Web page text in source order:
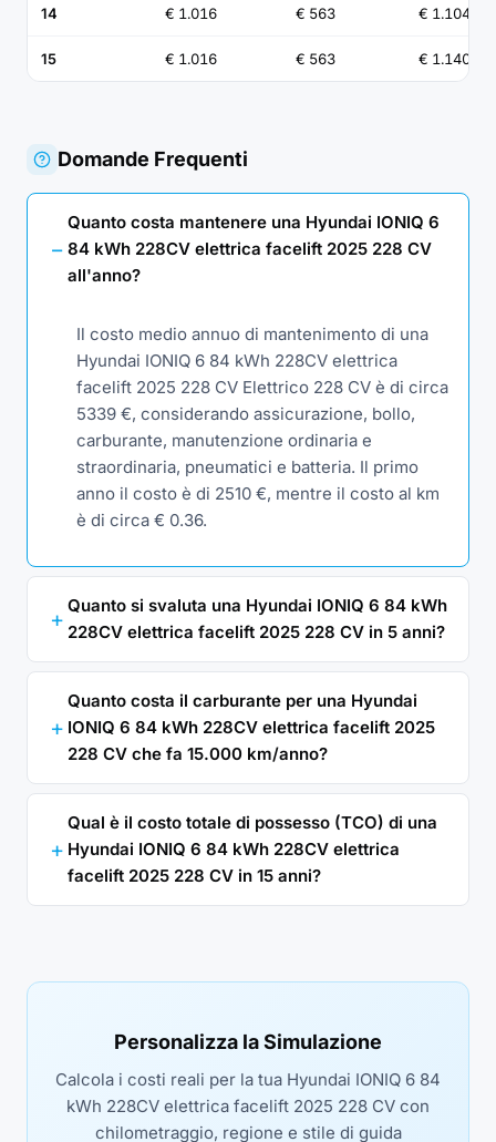
14 € 1.016 € 563 € 1.104
15 € 1.016 € 563 € 1.140
Domande Frequenti
Quanto costa mantenere una Hyundai IONIQ 6
84 kWh 228CV elettrica facelift 2025 228 CV
all'anno?
Il costo medio annuo di mantenimento di una
Hyundai IONIQ 6 84 kWh 228CV elettrica
facelift 2025 228 CV Elettrico 228 CV è di circa
5339 €, considerando assicurazione, bollo,
carburante, manutenzione ordinaria e
straordinaria, pneumatici e batteria. Il primo
anno il costo è di 2510 €, mentre il costo al km
è di circa € 0.36.
Quanto si svaluta una Hyundai IONIQ 6 84 kWh
228CV elettrica facelift 2025 228 CV in 5 anni?
Quanto costa il carburante per una Hyundai
IONIQ 6 84 kWh 228CV elettrica facelift 2025
228 CV che fa 15.000 km/anno?
Qual è il costo totale di possesso (TCO) di una
Hyundai IONIQ 6 84 kWh 228CV elettrica
facelift 2025 228 CV in 15 anni?
Personalizza la Simulazione
Calcola i costi reali per la tua Hyundai IONIQ 6 84
kWh 228CV elettrica facelift 2025 228 CV con
chilometraggio, regione e stile di guida